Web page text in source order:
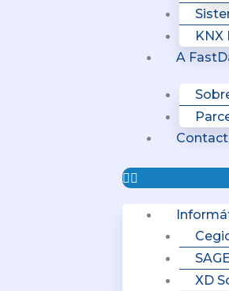
A
SAGE
XD